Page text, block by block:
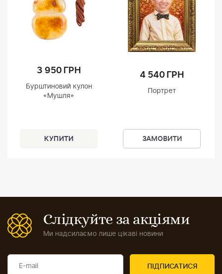
3 950 ГРН
Бурштиновий кулон
«Мушля»
4 540 ГРН
Портрет
ЗАМОВИТИ
Слідкуйте за акціями
Ми надсилаємо лише цікаві новини